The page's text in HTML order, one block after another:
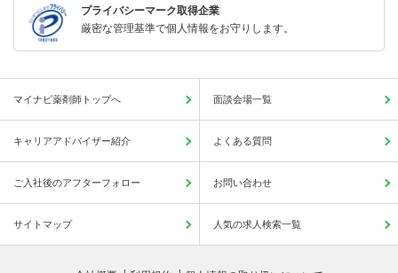
プライバシーマーク取得企業
厳密な管理基準で個人情報をお守りします。
マイナビ薬剤師トップへ 面談会場一覧
キャリアアドバイザー紹介 よくある質問
ご入社後のアフターフォロー お問い合わせ
サイトマップ 人気の求人検索一覧